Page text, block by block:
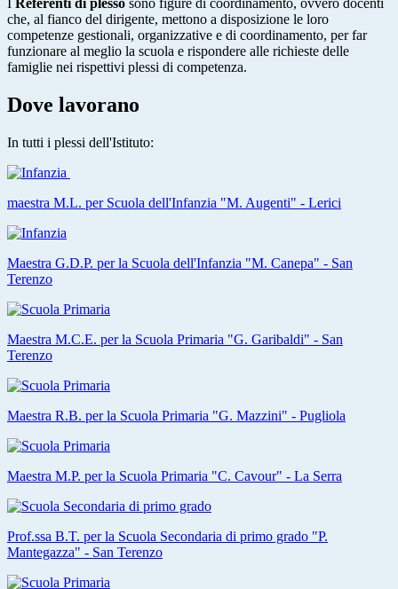
che, al fianco del dirigente, mettono a disposizione le loro
competenze gestionali, organizzative e di coordinamento, per far
funzionare al meglio la scuola e rispondere alle richieste delle
famiglie nei rispettivi plessi di competenza.
Dove lavorano
In tutti i plessi dell'Istituto:
maestra M.L. per Scuola dell'Infanzia "M. Augenti" - Lerici
Maestra G.D.P. per la Scuola dell'Infanzia "M. Canepa" - San
Terenzo
Maestra M.C.E. per la Scuola Primaria "G. Garibaldi" - San
Terenzo
Maestra R.B. per la Scuola Primaria "G. Mazzini" - Pugliola
Maestra M.P. per la Scuola Primaria "C. Cavour" - La Serra
Prof.ssa B.T. per la Scuola Secondaria di primo grado "P.
Mantegazza" - San Terenzo